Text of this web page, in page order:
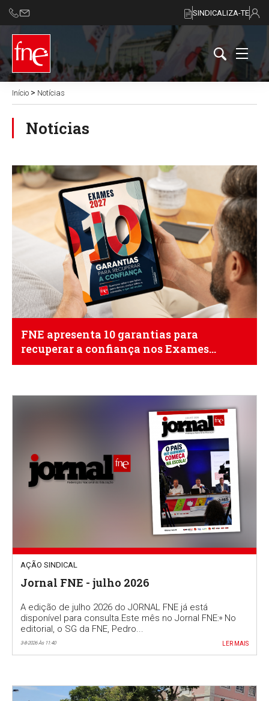
SINDICALIZA-TE
Início > Notícias
Notícias
FNE apresenta 10 garantias para
recuperar a confiança nos Exames
Nacionais de 2027
AÇÃO SINDICAL
Jornal FNE - julho 2026
A edição de julho 2026 do JORNAL FNE já está
disponível para consulta.Este mês no Jornal FNE:▫️ No
editorial, o SG da FNE, Pedro...
3-8-2026 Às 11:40 LER MAIS